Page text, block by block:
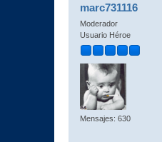
marc731116
Moderador
Usuario Héroe
Mensajes: 630